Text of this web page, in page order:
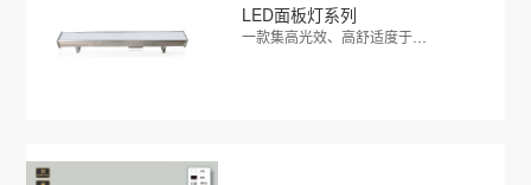
LED面板灯系列
一款集高光效、高舒适度于…